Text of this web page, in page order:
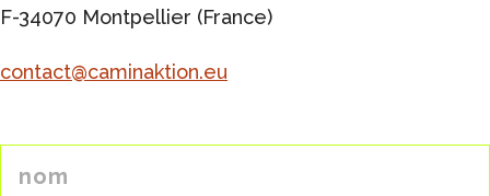
F-34070 Montpellier (France)
contact@caminaktion.eu